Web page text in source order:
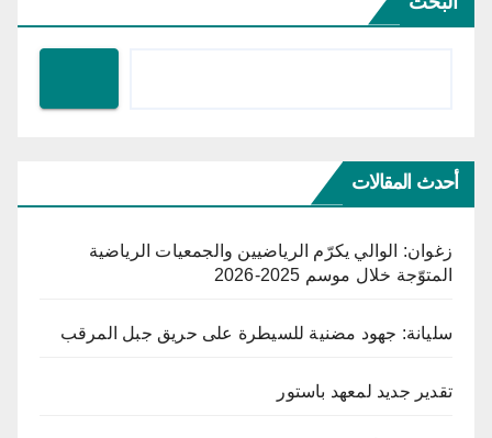
أحدث المقالات
زغوان: الوالي يكرّم الرياضيين والجمعيات الرياضية
المتوّجة خلال موسم 2025-2026
سليانة: جهود مضنية للسيطرة على حريق جبل المرقب
تقدير جديد لمعهد باستور